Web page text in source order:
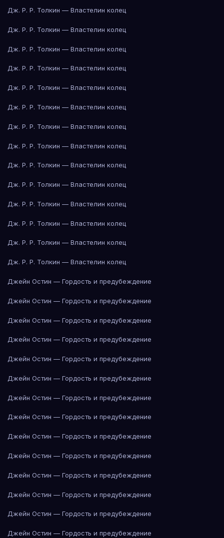
Дж. Р. Р. Толкин — Властелин колец
Дж. Р. Р. Толкин — Властелин колец
Дж. Р. Р. Толкин — Властелин колец
Дж. Р. Р. Толкин — Властелин колец
Дж. Р. Р. Толкин — Властелин колец
Дж. Р. Р. Толкин — Властелин колец
Дж. Р. Р. Толкин — Властелин колец
Дж. Р. Р. Толкин — Властелин колец
Дж. Р. Р. Толкин — Властелин колец
Дж. Р. Р. Толкин — Властелин колец
Дж. Р. Р. Толкин — Властелин колец
Дж. Р. Р. Толкин — Властелин колец
Дж. Р. Р. Толкин — Властелин колец
Дж. Р. Р. Толкин — Властелин колец
Джейн Остин — Гордость и предубеждение
Джейн Остин — Гордость и предубеждение
Джейн Остин — Гордость и предубеждение
Джейн Остин — Гордость и предубеждение
Джейн Остин — Гордость и предубеждение
Джейн Остин — Гордость и предубеждение
Джейн Остин — Гордость и предубеждение
Джейн Остин — Гордость и предубеждение
Джейн Остин — Гордость и предубеждение
Джейн Остин — Гордость и предубеждение
Джейн Остин — Гордость и предубеждение
Джейн Остин — Гордость и предубеждение
Джейн Остин — Гордость и предубеждение
Джейн Остин — Гордость и предубеждение